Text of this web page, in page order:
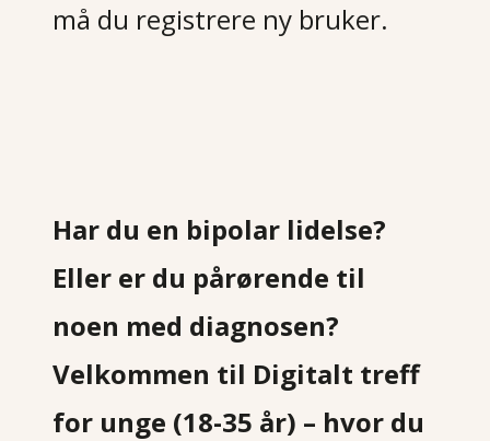
må du registrere ny bruker.
Har du en bipolar lidelse?
Eller er du pårørende til
noen med diagnosen?
Velkommen til Digitalt treff
for unge (18-35 år) – hvor du